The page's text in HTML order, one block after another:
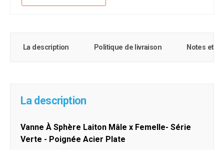
La description Politique de livraison Notes et
La description
Vanne À Sphère Laiton Mâle x Femelle- Série
Verte - Poignée Acier Plate